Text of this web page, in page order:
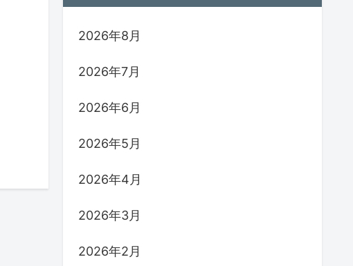
2026年8月
2026年7月
2026年6月
2026年5月
2026年4月
2026年3月
2026年2月